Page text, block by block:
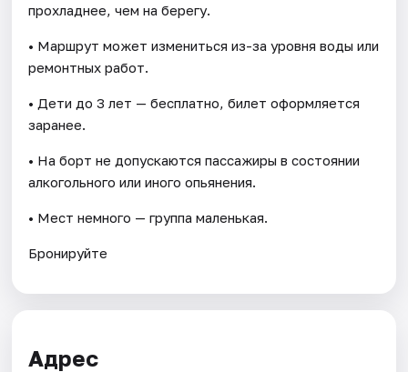
прохладнее, чем на берегу.
• Маршрут может измениться из-за уровня воды или
ремонтных работ.
• Дети до 3 лет — бесплатно, билет оформляется
заранее.
• На борт не допускаются пассажиры в состоянии
алкогольного или иного опьянения.
• Мест немного — группа маленькая.
Бронируйте
Адрес